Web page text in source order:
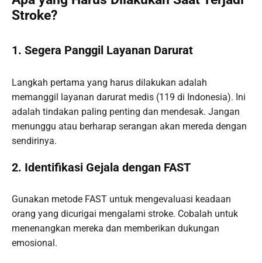
Stroke?
1. Segera Panggil Layanan Darurat
Langkah pertama yang harus dilakukan adalah
memanggil layanan darurat medis (119 di Indonesia). Ini
adalah tindakan paling penting dan mendesak. Jangan
menunggu atau berharap serangan akan mereda dengan
sendirinya.
2. Identifikasi Gejala dengan FAST
Gunakan metode FAST untuk mengevaluasi keadaan
orang yang dicurigai mengalami stroke. Cobalah untuk
menenangkan mereka dan memberikan dukungan
emosional.